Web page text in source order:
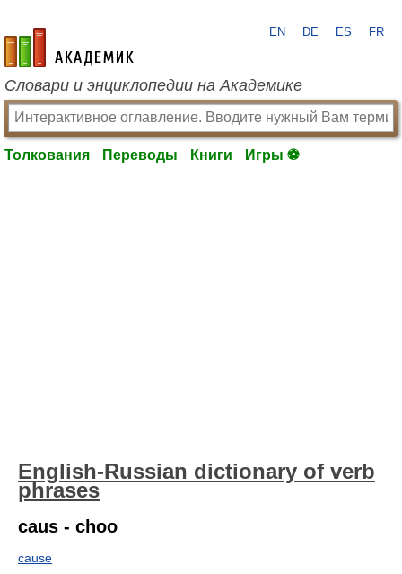
academic.ru
EN DE ES FR
Словари и энциклопедии на Академике
Толкования Переводы Книги Игры ⚽
English-Russian dictionary of verb
phrases
caus - choo
cause